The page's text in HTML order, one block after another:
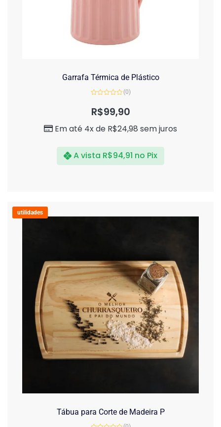
Garrafa Térmica de Plástico
de
(0)
R$99,90
Em até 4x de R$24,98 sem juros
A vista R$94,91 no Pix
utilidades
Tábua para Corte de Madeira P